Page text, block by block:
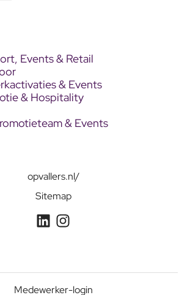
Events & Retail
& Events
& Hospitality
& Events
opvallers.nl/
Sitemap
Medewerker-login